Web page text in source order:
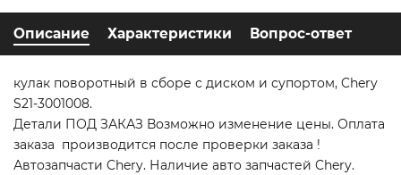
Описание Характеристики Вопрос-ответ
кулак поворотный в сборе с диском и супортом, Chery
S21-3001008.
Детали ПОД ЗАКАЗ Возможно изменение цены. Оплата
заказа производится после проверки заказа !
Автозапчасти Chery. Наличие авто запчастей Chery.